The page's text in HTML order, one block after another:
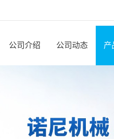
公司介绍 公司动态 产